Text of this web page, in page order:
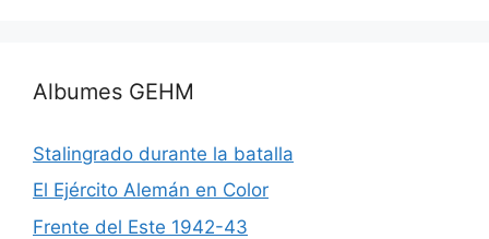
Albumes GEHM
Stalingrado durante la batalla
El Ejército Alemán en Color
Frente del Este 1942-43